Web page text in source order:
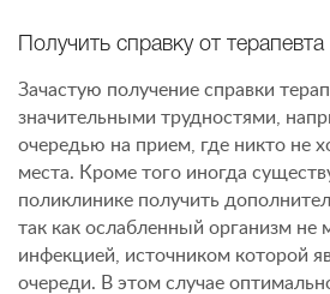
Получить справку от терапевта
Зачастую получение справки
значительными трудностями,
очередью на прием, где никто не
места. Кроме того иногда
поликлинике получить
так как ослабленный организм не
инфекцией, источником которой
очереди. В этом случае